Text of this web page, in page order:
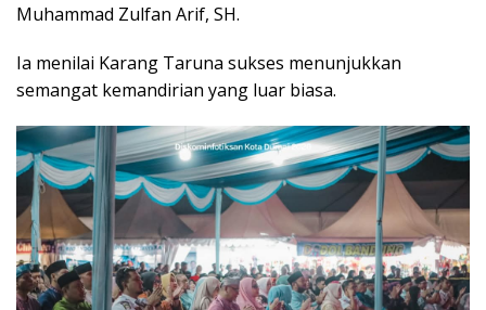
Muhammad Zulfan Arif, SH.
Ia menilai Karang Taruna sukses menunjukkan
semangat kemandirian yang luar biasa.